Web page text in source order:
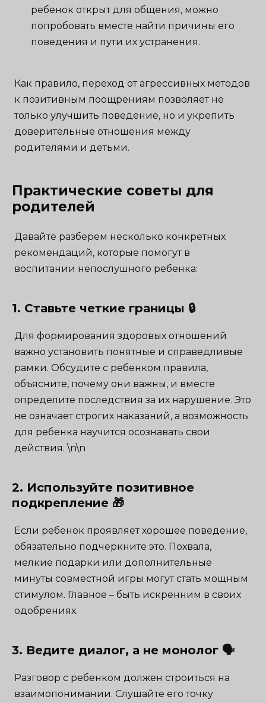
ребенок открыт для общения, можно
попробовать вместе найти причины его
поведения и пути их устранения.
Как правило, переход от агрессивных методов
к позитивным поощрениям позволяет не
только улучшить поведение, но и укрепить
доверительные отношения между
родителями и детьми.
Практические советы для
родителей
Давайте разберем несколько конкретных
рекомендаций, которые помогут в
воспитании непослушного ребенка:
1. Ставьте четкие границы 🔒
Для формирования здоровых отношений
важно установить понятные и справедливые
рамки. Обсудите с ребенком правила,
объясните, почему они важны, и вместе
определите последствия за их нарушение. Это
не означает строгих наказаний, а возможность
для ребенка научится осознавать свои
действия. \n\n
2. Используйте позитивное
подкрепление 🎁
Если ребенок проявляет хорошее поведение,
обязательно подчеркните это. Похвала,
мелкие подарки или дополнительные
минуты совместной игры могут стать мощным
стимулом. Главное – быть искренним в своих
одобрениях.
3. Ведите диалог, а не монолог 🗣
Разговор с ребенком должен строиться на
взаимопонимании. Слушайте его точку